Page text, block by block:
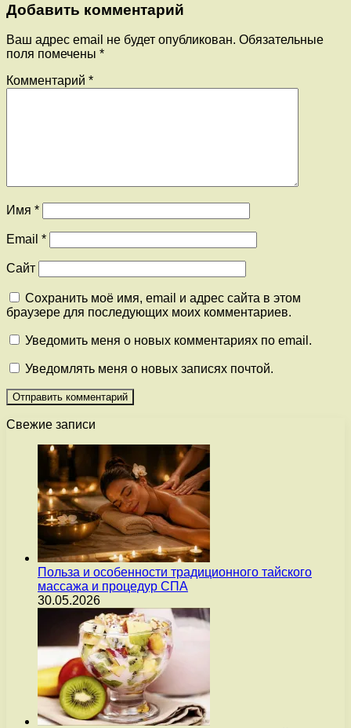
Добавить комментарий
Ваш адрес email не будет опубликован. Обязательные
поля помечены *
Комментарий *
Имя *
Email *
Сайт
Сохранить моё имя, email и адрес сайта в этом
браузере для последующих моих комментариев.
Уведомить меня о новых комментариях по email.
Уведомлять меня о новых записях почтой.
Свежие записи
Польза и особенности традиционного тайского
массажа и процедур СПА
30.05.2026